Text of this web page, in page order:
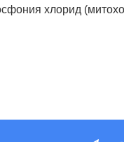
хлорид